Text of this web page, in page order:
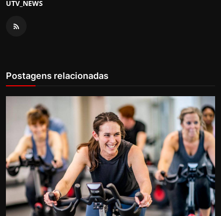
UTV_NEWS
Postagens relacionadas